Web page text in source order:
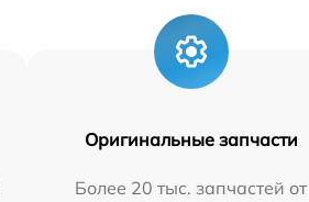
Оригинальные запчасти
Более 20 тыс. запчастей от